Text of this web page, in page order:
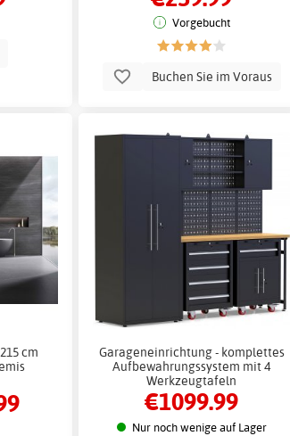
Vorgebucht
Buchen Sie im Voraus
cm
Garageneinrichtung - komplettes
Aufbewahrungssystem mit 4
Werkzeugtafeln
€1099.99
Nur noch wenige auf Lager